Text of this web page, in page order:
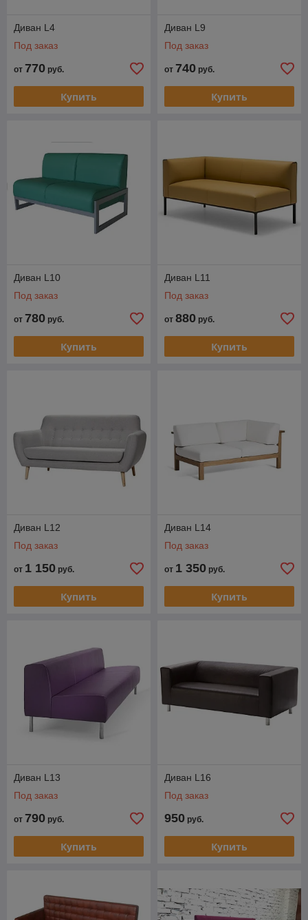
Диван L4
Под заказ
от 770 руб.
Купить
Диван L9
Под заказ
от 740 руб.
Купить
Диван L10
Под заказ
от 780 руб.
Купить
Диван L11
Под заказ
от 880 руб.
Купить
Диван L12
Под заказ
от 1 150 руб.
Купить
Диван L14
Под заказ
от 1 350 руб.
Купить
Диван L13
Под заказ
от 790 руб.
Купить
Диван L16
Под заказ
950 руб.
Купить